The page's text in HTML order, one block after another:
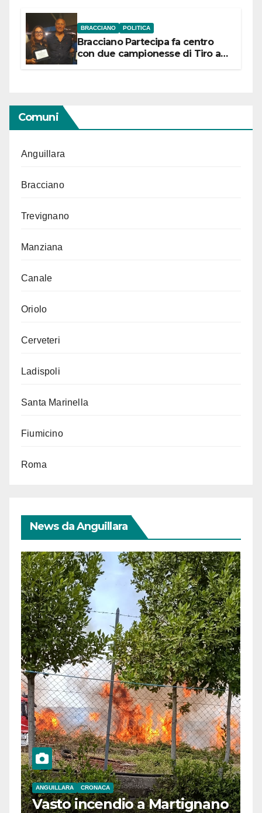
BRACCIANO POLITICA
Bracciano Partecipa fa centro
con due campionesse di Tiro a
Comuni
Anguillara
Bracciano
Trevignano
Manziana
Canale
Oriolo
Cerveteri
Ladispoli
Santa Marinella
Fiumicino
Roma
News da Anguillara
ANGUILLARA CRONACA
Vasto incendio a Martignano